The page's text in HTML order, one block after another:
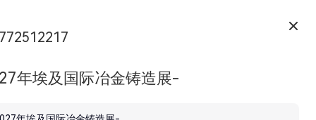
年埃及国际冶金铸造展-